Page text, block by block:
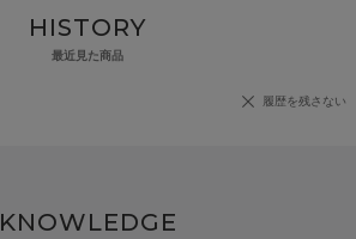
HISTORY
最近見た商品
履歴を残さない
KNOWLEDGE